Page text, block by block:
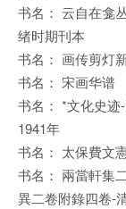
书名： 云自在龛
绪时期刊本
书名： 画传剪灯
书名： 宋画华谱
书名： *文化史迹
1941年
书名： 太保費文
书名： 兩當軒集
異二卷附錄四卷-